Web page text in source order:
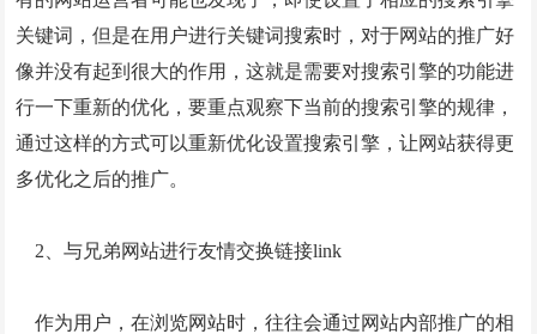
联系我们
关键词，但是在用户进行关键词搜索时，对于网站的推广好
像并没有起到很大的作用，这就是需要对搜索引擎的功能进
行一下重新的优化，要重点观察下当前的搜索引擎的规律，
通过这样的方式可以重新优化设置搜索引擎，让网站获得更
多优化之后的推广。
2、与兄弟网站进行友情交换链接link
作为用户，在浏览网站时，往往会通过网站内部推广的相